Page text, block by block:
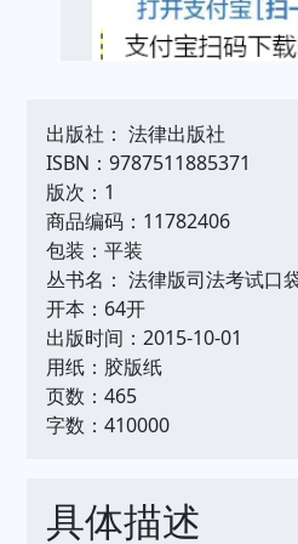
出版社： 法律出版社
ISBN：9787511885371
版次：1
商品编码：11782406
包装：平装
丛书名： 法律版司法考试口
开本：64开
出版时间：2015-10-01
用纸：胶版纸
页数：465
字数：410000
具体描述